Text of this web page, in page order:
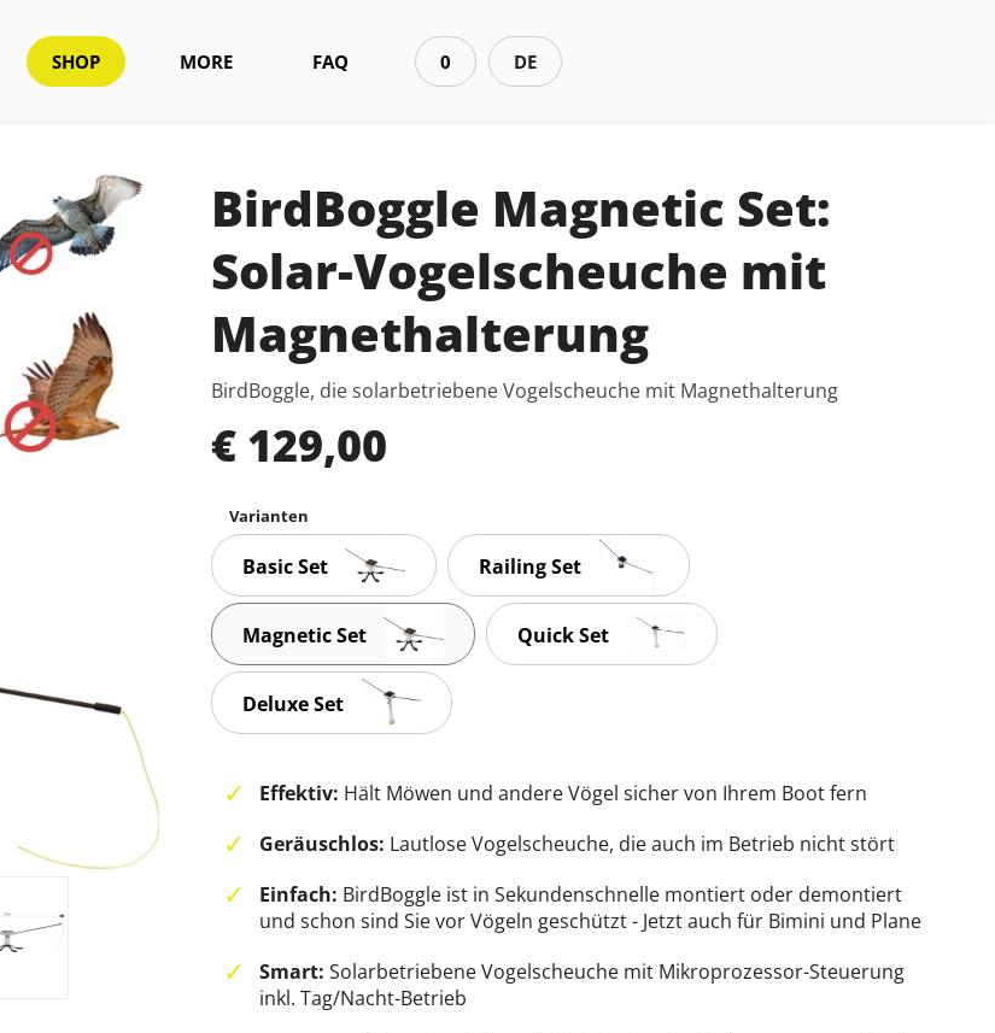
SHOP MORE FAQ 0 DE
BirdBoggle Magnetic Set:
Solar-Vogelscheuche mit
Magnethalterung
BirdBoggle, die solarbetriebene Vogelscheuche mit Magnethalterung
€ 129,00
Varianten
Basic Set Railing Set
Magnetic Set Quick Set
Deluxe Set
Effektiv: Hält Möwen und andere Vögel sicher von Ihrem Boot fern
Geräuschlos: Lautlose Vogelscheuche, die auch im Betrieb nicht stört
Einfach: BirdBoggle ist in Sekundenschnelle montiert oder demontiert
und schon sind Sie vor Vögeln geschützt - Jetzt auch für Bimini und Plane
Smart: Solarbetriebene Vogelscheuche mit Mikroprozessor-Steuerung
inkl. Tag/Nacht-Betrieb